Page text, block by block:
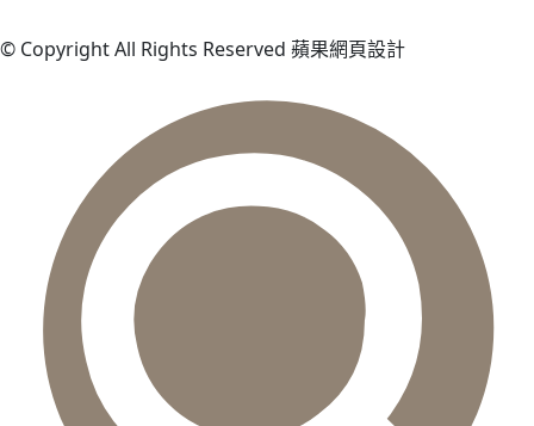
© Copyright All Rights Reserved 蘋果網頁設計